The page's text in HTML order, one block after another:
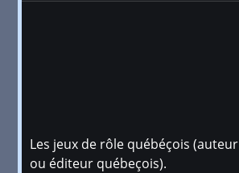
101
Les jeux de rôle québéçois (auteur
ou éditeur québeçois).